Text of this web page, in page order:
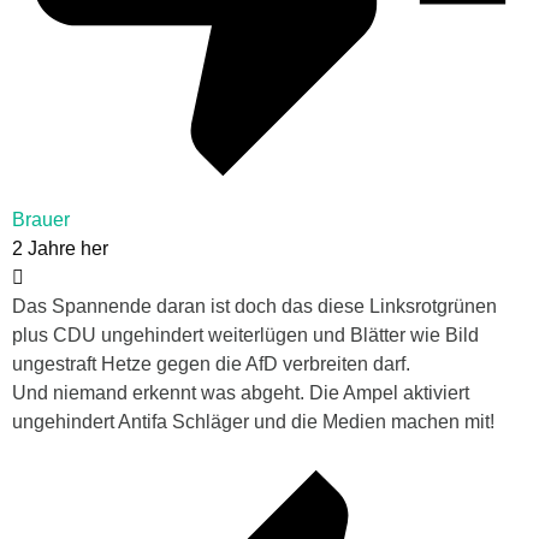
Brauer
2 Jahre her
Das Spannende daran ist doch das diese Linksrotgrünen
plus CDU ungehindert weiterlügen und Blätter wie Bild
ungestraft Hetze gegen die AfD verbreiten darf.
Und niemand erkennt was abgeht. Die Ampel aktiviert
ungehindert Antifa Schläger und die Medien machen mit!